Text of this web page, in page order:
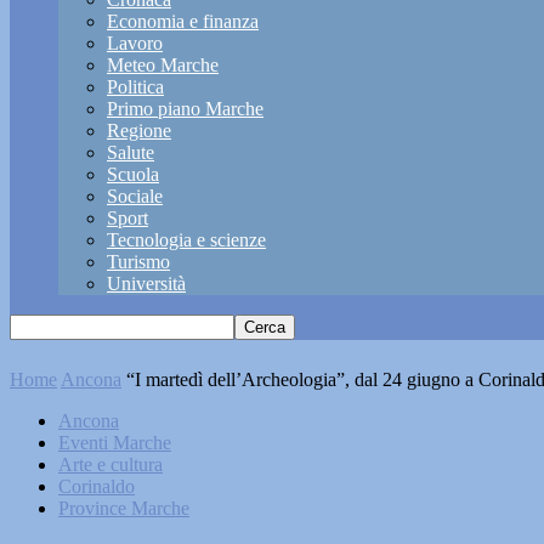
Economia e finanza
Lavoro
Meteo Marche
Politica
Primo piano Marche
Regione
Salute
Scuola
Sociale
Sport
Tecnologia e scienze
Turismo
Università
Home Ancona “I martedì dell’Archeologia”, dal 24 giugno a
Ancona
Eventi Marche
Arte e cultura
Corinaldo
Province Marche